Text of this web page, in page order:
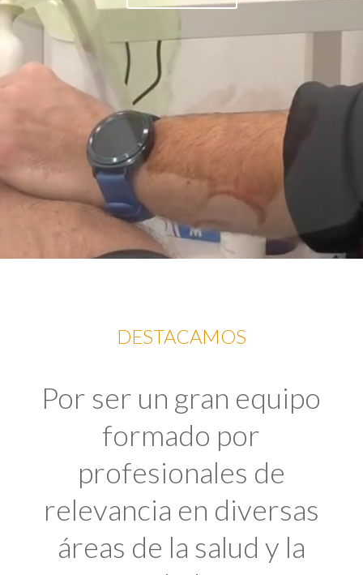
DESTACAMOS
Por ser un gran equipo
formado por
profesionales de
relevancia en diversas
áreas de la salud y la